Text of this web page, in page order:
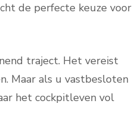
de perfecte keuze voor
traject. Het vereist
Maar als u vastbesloten
het cockpitleven vol